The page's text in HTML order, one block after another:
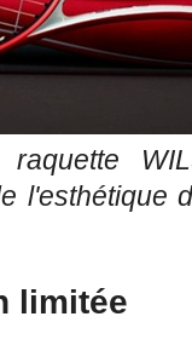
raquette
l'esthétique
limitée